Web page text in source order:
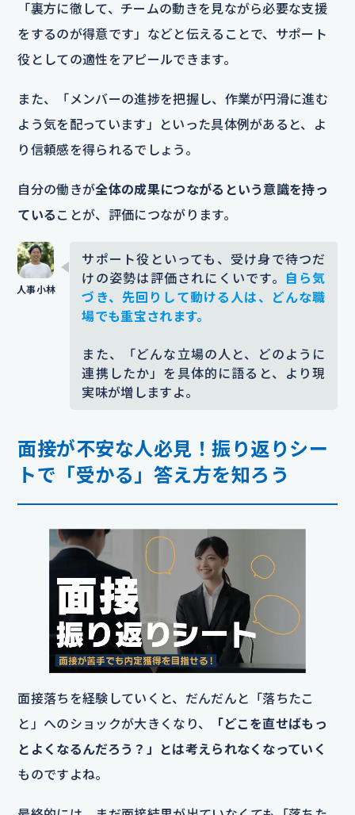
「裏方に徹して、チームの動きを見ながら必要な支援
をするのが得意です」などと伝えることで、サポート
役としての適性をアピールできます。
また、「メンバーの進捗を把握し、作業が円滑に進む
よう気を配っています」といった具体例があると、よ
り信頼感を得られるでしょう。
自分の働きが全体の成果につながるという意識を持っ
ている ことが、評価につながります。
サポート役といっても、受け身で待つだ
けの姿勢は評価されにくいです。
自ら気
づき、先回りして動ける人は、どんな職
場でも重宝されます。
また、「どんな立場の人と、どのように
連携したか」を具体的に語ると、より現
実味が増しますよ。
面接が不安な人必見！振り返りシー
トで「受かる」答え方を知ろう
面接落ちを経験していくと、だんだんと「落ちたこ
と」へのショックが大きくなり、
「どこを直せばもっ
とよくなるんだろう？」とは考えられなくなっていく
ものですよね。